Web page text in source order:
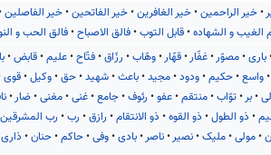
خیر الراحمین خیر الغافرین خیر الفاتحین خیر الفاصلین
الغیب و الشهاده قابل التوب فالق الاصباح فالق الحب و
باری مصوّر غفّار قهّار وهّاب رزّاق فتّاح علیم قابض
واسع حکیم ودود مجید باعث شهید حق وکیل قوی
بر توّاب منتقم عفو رئوف جامع غنی مغنی ضار
ذو الطول ذو القوه ذو الانتقام رازق رب رب المشرقین
مولی ملیک نصیر ناصر بادی وفی حاکم حنان ذاری